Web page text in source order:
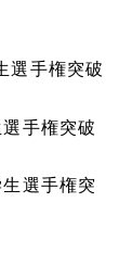
選手権突破
手権突破
選手権突